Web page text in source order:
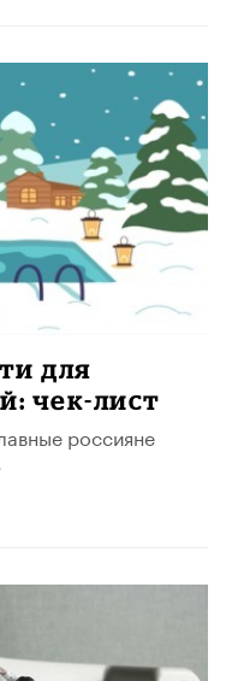
для
чек-лист
россияне